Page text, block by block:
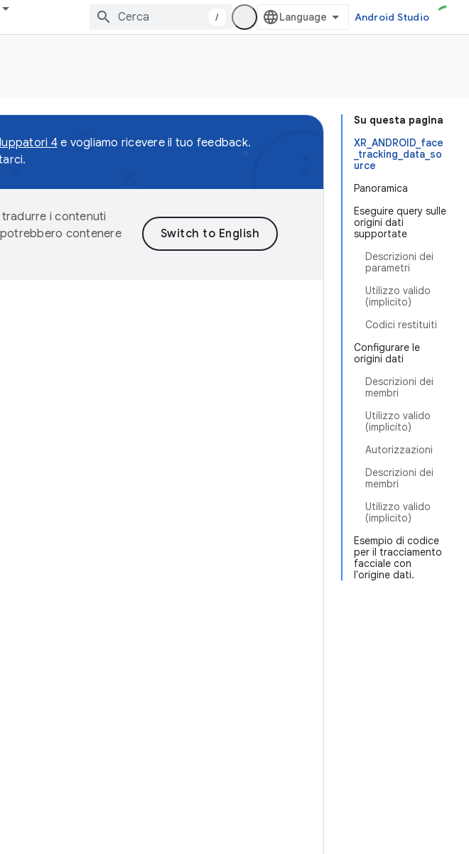
/ Android Studio
Su questa pagina
XR_ANDROID_face
_tracking_data_so
urce
Panoramica
Eseguire query sulle
origini dati
supportate
Descrizioni dei
parametri
Utilizzo valido
(implicito)
Codici restituiti
Configurare le
origini dati
Descrizioni dei
membri
Utilizzo valido
(implicito)
Autorizzazioni
Descrizioni dei
membri
Utilizzo valido
(implicito)
Esempio di codice
per il tracciamento
facciale con
l'origine dati.
4e vogliamo ricevere il tuo feedback.
i contenuti
contenere